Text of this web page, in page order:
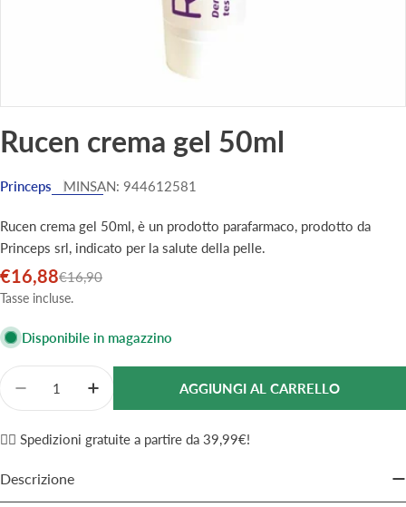
Rucen crema gel 50ml
Princeps MINSAN: 944612581
Rucen crema gel 50ml, è un prodotto parafarmaco, prodotto da
Princeps srl, indicato per la salute della pelle.
Prezzo
di
vendita
€16,88
Prezzo
normale
€16,90
Tasse incluse.
Disponibile in magazzino
Quantità
Diminuisci La Quantità Per Rucen Crema Gel 50ml
Aumenta La Quantità Per Rucen Crema
AGGIUNGI AL CARRELLO
✌🏼 Spedizioni gratuite a partire da 39,99€!
Descrizione